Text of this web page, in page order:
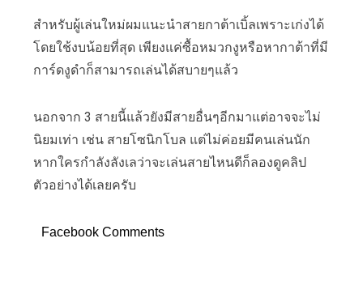
สำหรับผู้เล่นใหม่ผมแนะนำสายกาต้าเบิ้ลเพราะเก่งได้
โดยใช้งบน้อยที่สุด เพียงแค่ซื้อหมวกงูหรือหากาต้าที่มี
การ์ดงูดำก็สามารถเล่นได้สบายๆแล้ว
นอกจาก 3 สายนี้แล้วยังมีสายอื่นๆอีกมาแต่อาจจะไม่
นิยมเท่า เช่น สายโซนิกโบล แต่ไม่ค่อยมีคนเล่นนัก
หากใครกำลังลังเลว่าจะเล่นสายไหนดีก็ลองดูคลิป
ตัวอย่างได้เลยครับ
Facebook Comments